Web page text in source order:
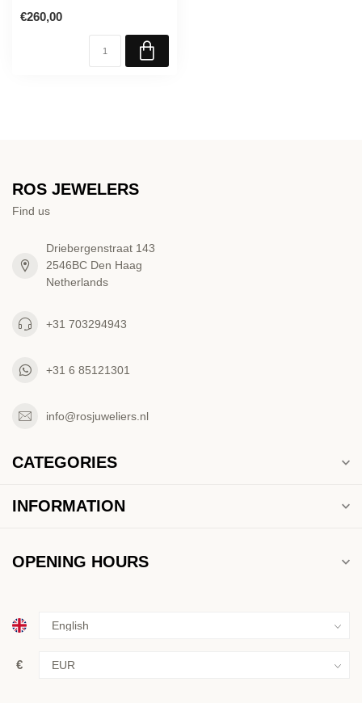
€260,00
ROS JEWELERS
Find us
Driebergenstraat 143
2546BC Den Haag
Netherlands
+31 703294943
+31 6 85121301
info@rosjuweliers.nl
CATEGORIES
INFORMATION
OPENING HOURS
€